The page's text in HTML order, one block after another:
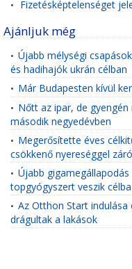
• Fizetésképtelenséget
Ajánljuk még
• Újabb mélységi
és hadihajók ukrán célban
• Már Budapesten kívül
• Nőtt az ipar, de
második negyedévben
• Megerősítette éves
csökkenő nyereséggel
• Újabb gigamegállapodás
topgyógyszert veszik célba
• Az Otthon Start indulása
drágultak a lakások